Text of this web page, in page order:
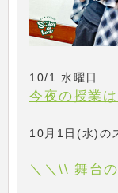
10/1 水曜日
今夜の授業
10月1日(水)の
＼＼\\ 舞台